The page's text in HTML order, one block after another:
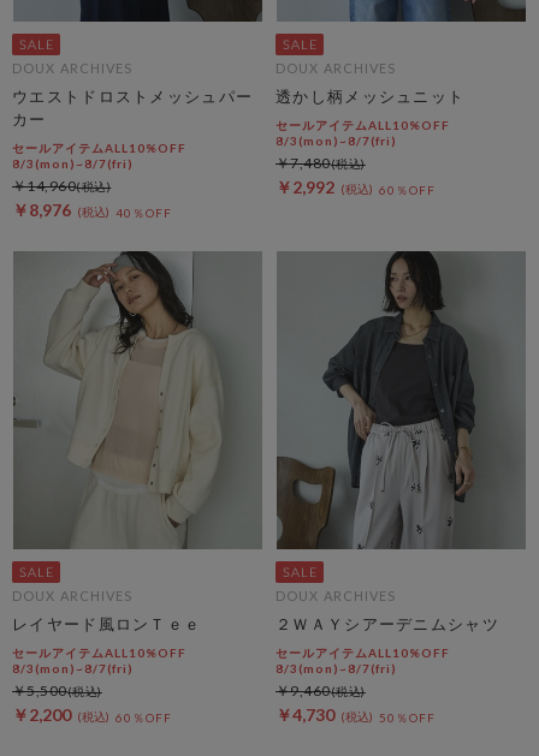
DOUX ARCHIVES
ウエストドロストメッシュパー
カー
セールアイテムALL10%OFF
8/3(mon)~8/7(fri)
￥8,976 40％OFF
￥14,960
DOUX ARCHIVES
透かし柄メッシュニット
セールアイテムALL10%OFF
8/3(mon)~8/7(fri)
￥2,992 60％OFF
￥7,480
DOUX ARCHIVES
レイヤード風ロンＴｅｅ
セールアイテムALL10%OFF
8/3(mon)~8/7(fri)
￥2,200 60％OFF
￥5,500
DOUX ARCHIVES
２ＷＡＹシアーデニムシャツ
セールアイテムALL10%OFF
8/3(mon)~8/7(fri)
￥4,730 50％OFF
￥9,460